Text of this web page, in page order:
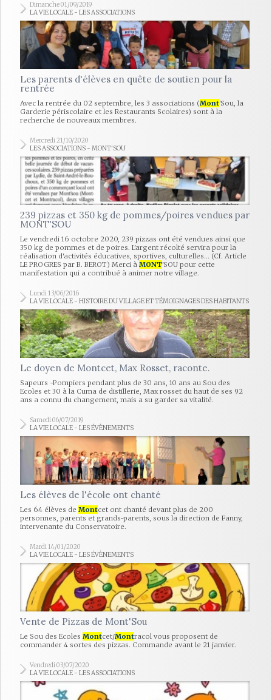
Dimanche 01/09/2019
LA VIE LOCALE - LES ASSOCIATIONS
Les parents d'élèves en quête de soutien pour la
rentrée
Avec la rentrée du 02 septembre, les 3 associations (Mont'Sou, la
Garderie périscolaire et les Restaurants Scolaires) sont à la
recherche de nouveaux membres.
Mercredi 21/10/2020
LES ASSOCIATIONS - MONT'SOU
239 pizzas et 350 kg de pommes/poires vendues par
MONT'SOU
Le vendredi 16 octobre 2020, 239 pizzas ont été vendues ainsi que
350 kg de pommes et de poires. L'argent récolté servira pour la
réalisation d'activités éducatives, sportives, culturelles... (Cf. Article
LE PROGRES par B. BEROT) Merci à MONT'SOU pour cette
manifestation qui a contribué à animer notre village.
Lundi 13/06/2016
LA VIE LOCALE - HISTOIRE DU VILLAGE ET TÉMOIGNAGES DES HABITANTS
Le doyen de Montcet, Max Rosset, raconte.
Sapeurs -Pompiers pendant plus de 30 ans, 10 ans au Sou des
Ecoles et 30 à la Cuma de distillerie, Max rosset du haut de ses 92
ans a connu du changement, mais a su garder sa vitalité.
Samedi 06/07/2019
LA VIE LOCALE - LES ÉVÈNEMENTS
Les élèves de l'école ont chanté
Les 64 élèves de Montcet ont chanté devant plus de 200
personnes, parents et grands-parents, sous la direction de Fanny,
intervenante du Conservatoire.
Mardi 14/01/2020
LA VIE LOCALE - LES ÉVÈNEMENTS
Vente de Pizzas de Mont'Sou
Le Sou des Ecoles Montcet/Montracol vous proposent de
commander 4 sortes des pizzas. Commande avant le 21 janvier.
Vendredi 03/07/2020
LA VIE LOCALE - LES ASSOCIATIONS